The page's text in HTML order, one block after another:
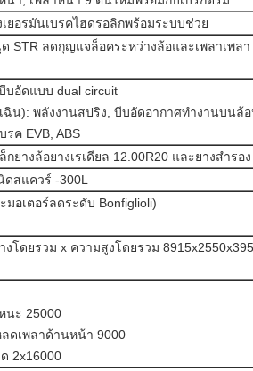
เยอรมันเบรคไฮดรอลิกพร้อมระบบช่วย
STR ลดกุญแจล็อคระหว่างล้อและเพลาเพลา
บอัดแบบ dual circuit
ฉิน): พลังงานสปริง, บีบอัดอากาศทำงานบนล้อ
รค EVB, ABS
ยางล้อยางเรเดียล 12.00R20 และยางสำรอ
ดสแควร์ -300L
มอเตอร์ลดระดับ Bonfiglioli)
งโดยรวม x ความสูงโดยรวม
นะ 25000
ดเพลาด้านหน้า 9000
2x16000